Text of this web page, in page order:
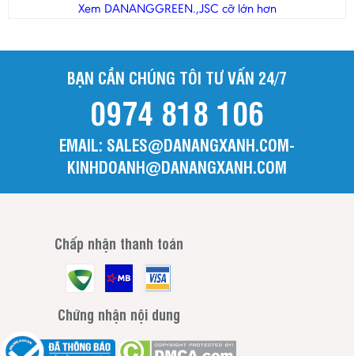
Xem DANANGGREEN.,JSC cỡ lớn hơn
BẠN CẦN CHÚNG TÔI TƯ VẤN 24/7
0974 818 106
EMAIL: SALES@DANANGXANH.COM-
KINHDOANH@DANANGXANH.COM
Chấp nhận thanh toán
Chứng nhận nội dung